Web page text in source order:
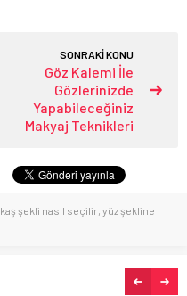
SONRAKİ KONU
Göz Kalemi İle
Gözlerinizde
Yapabileceğiniz
Makyaj Teknikleri
kaş şekli nasıl seçilir yüz şekline